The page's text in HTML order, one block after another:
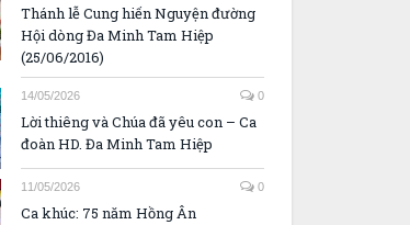
Thánh lễ Cung hiến Nguyện đường
Hội dòng Đa Minh Tam Hiệp
(25/06/2016)
14/05/2026 0
Lời thiêng và Chúa đã yêu con – Ca
đoàn HD. Đa Minh Tam Hiệp
11/05/2026 0
Ca khúc: 75 năm Hồng Ân